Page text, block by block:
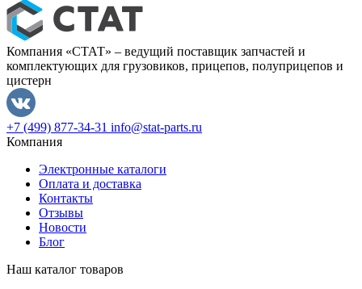
Компания «СТАТ» – ведущий поставщик запчастей и
комплектующих для грузовиков, прицепов, полуприцепов и
цистерн
+7 (499) 877-34-31 info@stat-parts.ru
Компания
Электронные каталоги
Оплата и доставка
Контакты
Отзывы
Новости
Блог
Наш каталог товаров